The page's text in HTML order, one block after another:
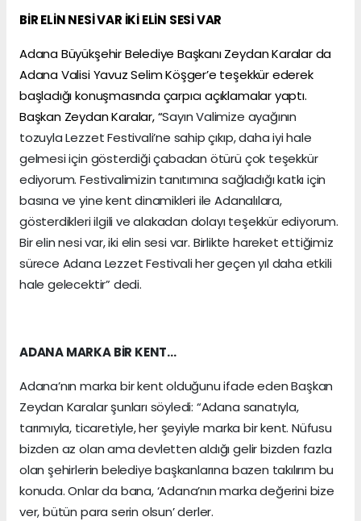
BİR ELİN NESİ VAR İKİ ELİN SESİ VAR
Adana Büyükşehir Belediye Başkanı Zeydan Karalar da
Adana Valisi Yavuz Selim Köşger’e teşekkür ederek
başladığı konuşmasında çarpıcı açıklamalar yaptı.
Başkan Zeydan Karalar, “Sayın Valimize ayağının
tozuyla Lezzet Festivali’ne sahip çıkıp, daha iyi hale
gelmesi için gösterdiği çabadan ötürü çok teşekkür
ediyorum. Festivalimizin tanıtımına sağladığı katkı için
basına ve yine kent dinamikleri ile Adanalılara,
gösterdikleri ilgili ve alakadan dolayı teşekkür ediyorum.
Bir elin nesi var, iki elin sesi var. Birlikte hareket ettiğimiz
sürece Adana Lezzet Festivali her geçen yıl daha etkili
hale gelecektir” dedi.
ADANA MARKA BİR KENT…
Adana’nın marka bir kent olduğunu ifade eden Başkan
Zeydan Karalar şunları söyledi: “Adana sanatıyla,
tarımıyla, ticaretiyle, her şeyiyle marka bir kent. Nüfusu
bizden az olan ama devletten aldığı gelir bizden fazla
olan şehirlerin belediye başkanlarına bazen takılırım bu
konuda. Onlar da bana, ‘Adana’nın marka değerini bize
ver, bütün para serin olsun’ derler.